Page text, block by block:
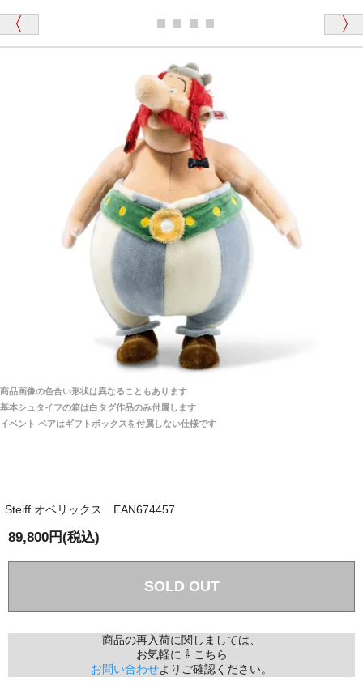
ディベアがいます。
「スクエーカー内蔵」と記載しておりますので、ぜひ
探してみてください。
シュタイフ社製品の実物を見ることはできますか？
当店はネット販売ですので実物をお見せすることが
海外からのお取り寄せと言うことですが、商品はきち
んと届きますか？
ご安心ください！商品は確実にお届けします。
商品は直接海外から届くのですか。受取の際、関税な
どはかかりますか？
商品は全て当店へ入荷させたのち欠品を行いお客様
関税はすべて当店にて処理しますのでお客様のご負担
は一切ありません。
国内で一度検品をしますので、決済確認後、２～４
週間でのお届けとなります。
（稀に、通関手続き等に時間がかかり、納期が遅れる
注文のキャンセルは可能ですか？
「前に買ったことがあったお店でしたので」
千葉県 U・Y 様 （女性）
「ChatGPTを利用したところ「くまの小屋」さ
んを紹介され…」
埼玉県 S・W 様
「送られる際にメールなどで届けて頂きとても
安心感がありました」
大阪府 Y・W 様 （男性）
「取り扱っているNetショップで一番信用出来
兵庫県 A・K 様 （女性）
「ベアちゃんの紹介分が丁寧に書かれていたこ
と（いつの作品など）」
埼玉県 K・I 様 （女性）
「購入してから商品到着までメールを何度か頂
商品画像の色合い形状は異なることもあります
基本シュタイフの箱は白タグ作品のみ付属します
イベント ベアはギフトボックスを付属しない仕様です
Steiff オベリックス EAN674457
89,800円(税込)
SOLD OUT
商品の再入荷に関しましては、
お気軽に ⇩ こちら
お問い合わせよりご確認ください。